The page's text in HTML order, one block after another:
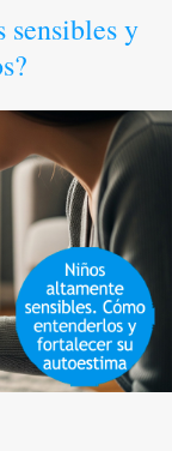
sensibles y